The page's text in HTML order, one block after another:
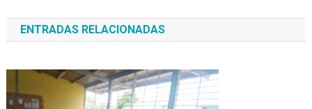
de
entradas
ENTRADAS RELACIONADAS